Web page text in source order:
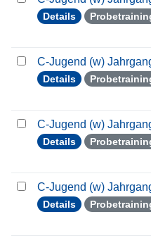
Details
C-Jugend (w)
Details
C-Jugend (w)
Details
C-Jugend (w)
Details